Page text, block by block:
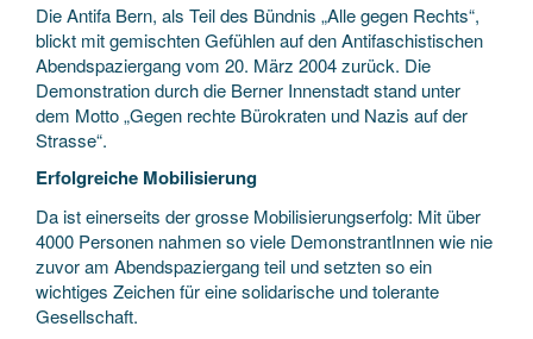
Die Antifa Bern, als Teil des Bündnis „Alle gegen Rechts“,
blickt mit gemischten Gefühlen auf den Antifaschistischen
Abendspaziergang vom 20. März 2004 zurück. Die
Demonstration durch die Berner Innenstadt stand unter
dem Motto „Gegen rechte Bürokraten und Nazis auf der
Strasse“.
Erfolgreiche Mobilisierung
Da ist einerseits der grosse Mobilisierungserfolg: Mit über
4000 Personen nahmen so viele DemonstrantInnen wie nie
zuvor am Abendspaziergang teil und setzten so ein
wichtiges Zeichen für eine solidarische und tolerante
Gesellschaft.